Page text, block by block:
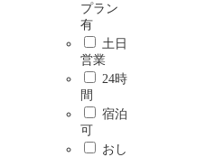
プラン
有
土日
営業
24時
間
宿泊
可
おし